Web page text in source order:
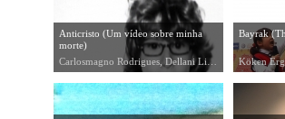
Anticristo (Um vídeo sobre minha
morte)
Carlosmagno Rodrigues, Dellani Lima, 2006
Bayrak
Köken